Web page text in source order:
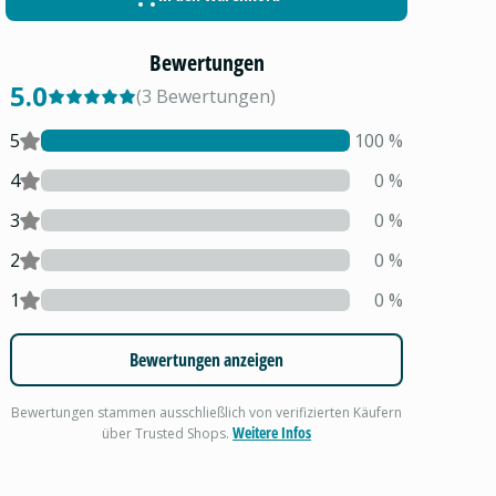
Bewertungen
5.0 (3 Bewertungen)
5
100 %
4
0 %
3
0 %
2
0 %
1
0 %
Bewertungen anzeigen
Bewertungen stammen ausschließlich von verifizierten Käufern
über Trusted Shops.Weitere Infos